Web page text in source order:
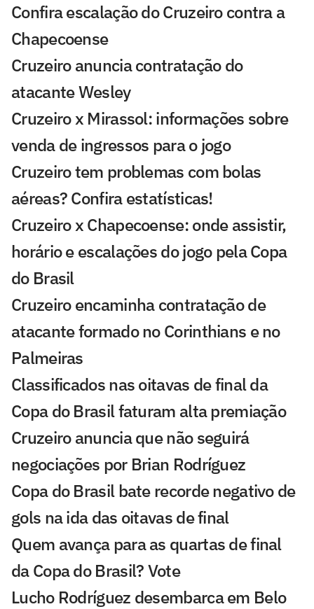
Confira escalação do Cruzeiro contra a
Chapecoense
Cruzeiro anuncia contratação do
atacante Wesley
Cruzeiro x Mirassol: informações sobre
venda de ingressos para o jogo
Cruzeiro tem problemas com bolas
aéreas? Confira estatísticas!
Cruzeiro x Chapecoense: onde assistir,
horário e escalações do jogo pela Copa
do Brasil
Cruzeiro encaminha contratação de
atacante formado no Corinthians e no
Palmeiras
Classificados nas oitavas de final da
Copa do Brasil faturam alta premiação
Cruzeiro anuncia que não seguirá
negociações por Brian Rodríguez
Copa do Brasil bate recorde negativo de
gols na ida das oitavas de final
Quem avança para as quartas de final
da Copa do Brasil? Vote
Lucho Rodríguez desembarca em Belo